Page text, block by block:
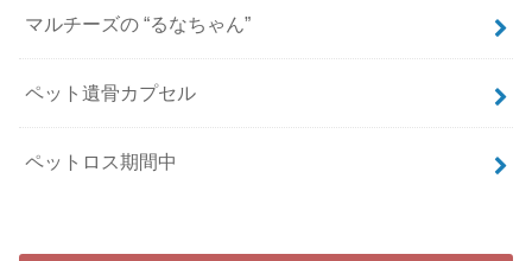
マルチーズの “るなちゃん”
ペット遺骨カプセル
ペットロス期間中